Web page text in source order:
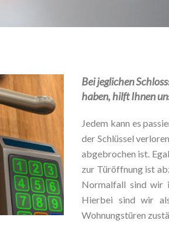
Bei jeglichen
haben, hilft Ihnen
Jedem kann es
der Schlüssel
abgebrochen ist.
zur Türöffnung ist
Normalfall sind wir
Hierbei sind wir
Wohnungstüren